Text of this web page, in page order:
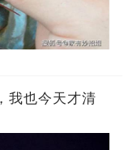
我也今天才清